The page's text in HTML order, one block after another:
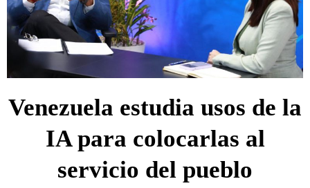
Venezuela estudia usos de la
IA para colocarlas al
servicio del pueblo